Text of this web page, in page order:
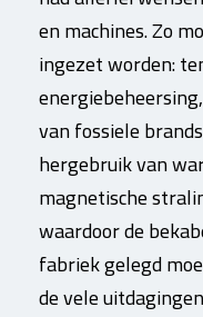
en machines. Zo
ingezet worden:
van fossiele
hergebruik van
magnetische
waardoor de
fabriek gelegd
de vele